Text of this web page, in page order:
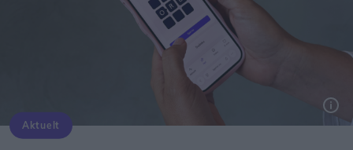
Aktuelt